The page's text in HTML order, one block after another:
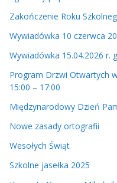
o
Zakończenie Roku
Wywiadówka 10 czerwca
Wywiadówka 15.04.2026 r.
Program Drzwi Otwartych
15:00 – 17:00
Międzynarodowy Dzień
Nowe zasady ortografii
Wesołych Świąt
Szkolne jasełka 2025